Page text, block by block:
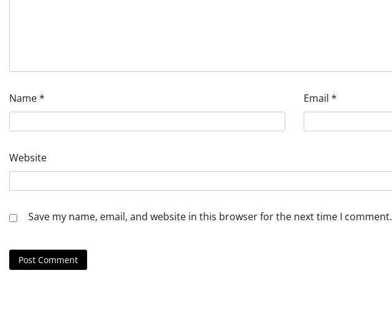
Name* Email *
Website
Save my name, email, and website in this browser for the next time I comment.